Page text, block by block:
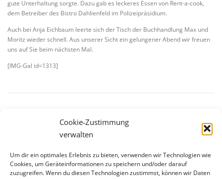
Cookie-Zustimmung
verwalten
Um dir ein optimales Erlebnis zu bieten, verwenden wir Technologien wie
Cookies, um Geräteinformationen zu speichern und/oder darauf
zuzugreifen. Wenn du diesen Technologien zustimmst, können wir Daten
gute Unterhaltung sorgte. Dazu gab es leckeres Essen von Rent-a-cook,
dem Betreiber des Bistro Dahlienfeld im Polizeipräsidium.
Auch bei Anja Eichbaum leerte sich der Tisch der Buchhandlung Max und
Moritz wieder schnell. Aus unserer Sicht ein gelungener Abend wir freuen
uns auf Sie beim nächsten Mal.
[IMG-Gal id=1313]